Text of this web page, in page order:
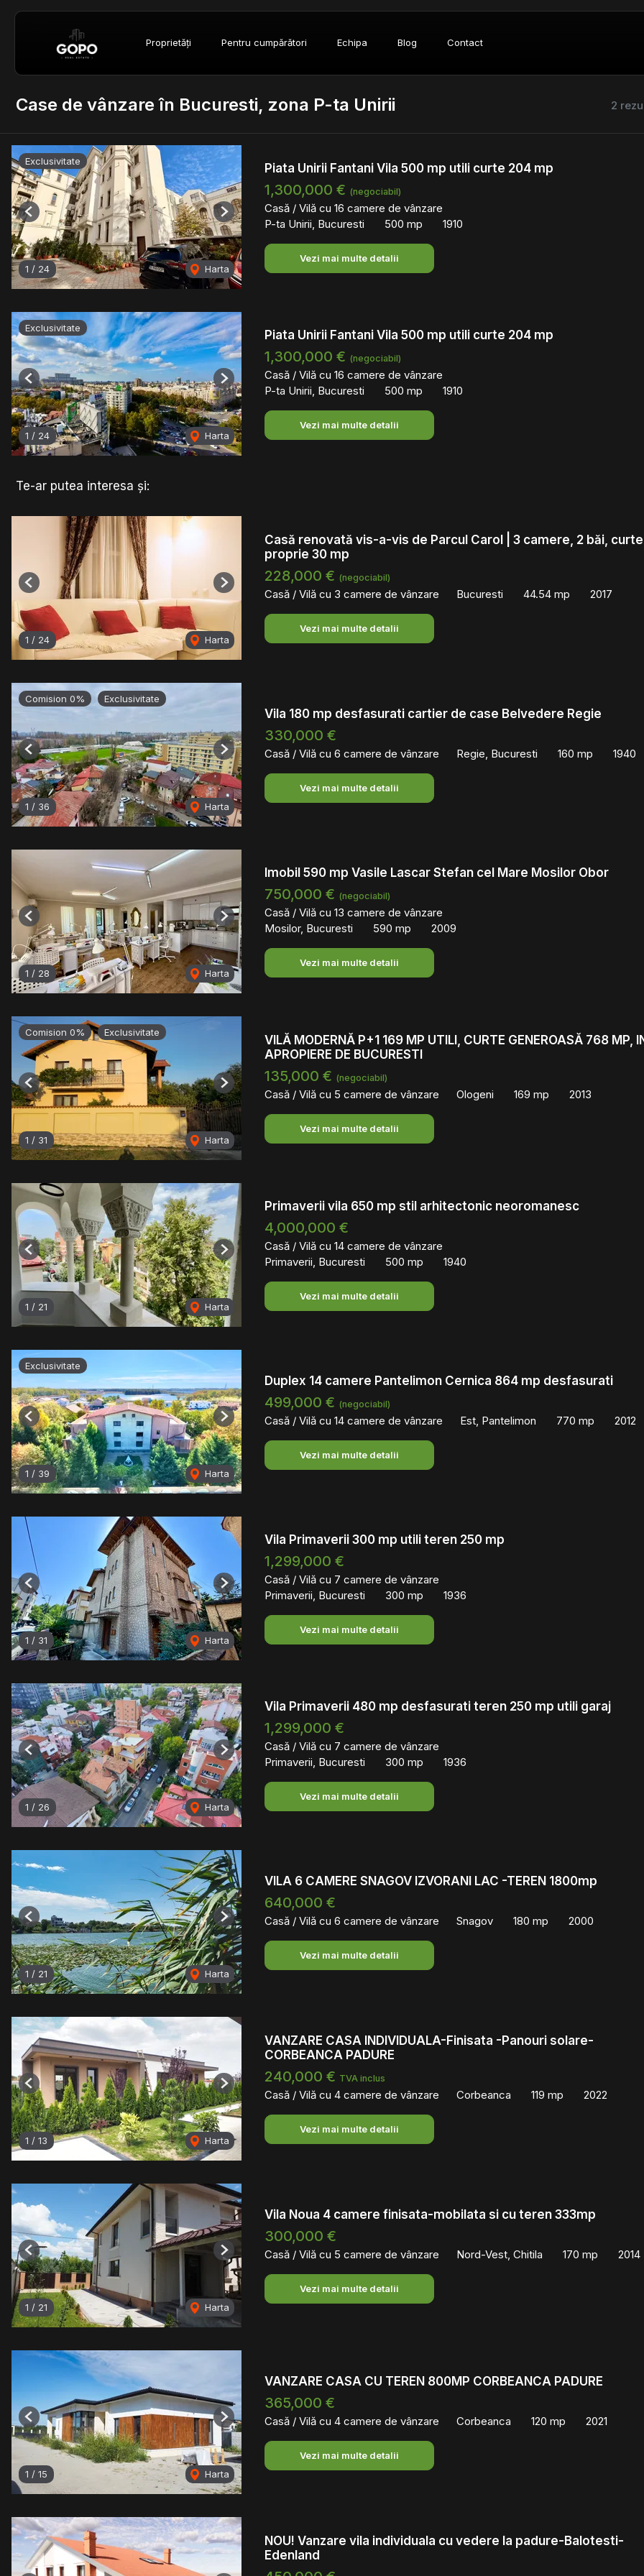
Proprietăți Pentru cumpărători Echipa Blog Contact
2
Case de vânzare în Bucuresti, zona P-ta Unirii
Exclusivitate
1 / 24 Harta
Previous Next
Piata Unirii Fantani Vila 500 mp utili curte 204 mp
1,300,000 € (negociabil)
Casă / Vilă cu 16 camere de vânzare
P-ta Unirii, Bucuresti
500 mp 1910
Vezi mai multe detalii
Exclusivitate
1 / 24 Harta
Previous Next
Piata Unirii Fantani Vila 500 mp utili curte 204 mp
1,300,000 € (negociabil)
Casă / Vilă cu 16 camere de vânzare
P-ta Unirii, Bucuresti
500 mp 1910
Vezi mai multe detalii
Te-ar putea interesa și:
1 / 24 Harta
Previous Next
Casă renovată vis-a-vis de Parcul Carol | 3 camere, 2 băi, curte
proprie 30 mp
228,000 € (negociabil)
Casă / Vilă cu 3 camere de vânzare Bucuresti 44.54 mp 2017
Vezi mai multe detalii
Comision 0% Exclusivitate
1 / 36 Harta
Previous Next
Vila 180 mp desfasurati cartier de case Belvedere Regie
330,000 €
Casă / Vilă cu 6 camere de vânzare Regie, Bucuresti 160 mp 1940
Vezi mai multe detalii
1 / 28 Harta
Previous Next
Imobil 590 mp Vasile Lascar Stefan cel Mare Mosilor Obor
750,000 € (negociabil)
Casă / Vilă cu 13 camere de vânzare
Mosilor, Bucuresti
590 mp 2009
Vezi mai multe detalii
Comision 0% Exclusivitate
1 / 31 Harta
Previous Next
VILĂ MODERNĂ P+1 169 MP UTILI, CURTE GENEROASĂ 768 MP,
APROPIERE DE BUCURESTI
135,000 € (negociabil)
Casă / Vilă cu 5 camere de vânzare Ologeni 169 mp 2013
Vezi mai multe detalii
1 / 21 Harta
Previous Next
Primaverii vila 650 mp stil arhitectonic neoromanesc
4,000,000 €
Casă / Vilă cu 14 camere de vânzare
Primaverii, Bucuresti
500 mp 1940
Vezi mai multe detalii
Exclusivitate
1 / 39 Harta
Previous Next
Duplex 14 camere Pantelimon Cernica 864 mp desfasurati
499,000 € (negociabil)
Casă / Vilă cu 14 camere de vânzare Est, Pantelimon 770 mp 2012
Vezi mai multe detalii
1 / 31 Harta
Previous Next
Vila Primaverii 300 mp utili teren 250 mp
1,299,000 €
Casă / Vilă cu 7 camere de vânzare
Primaverii, Bucuresti
300 mp 1936
Vezi mai multe detalii
1 / 26 Harta
Previous Next
Vila Primaverii 480 mp desfasurati teren 250 mp utili garaj
1,299,000 €
Casă / Vilă cu 7 camere de vânzare
Primaverii, Bucuresti
300 mp 1936
Vezi mai multe detalii
1 / 21 Harta
Previous Next
VILA 6 CAMERE SNAGOV IZVORANI LAC -TEREN 1800mp
640,000 €
Casă / Vilă cu 6 camere de vânzare Snagov 180 mp 2000
Vezi mai multe detalii
1 / 13 Harta
Previous Next
VANZARE CASA INDIVIDUALA-Finisata -Panouri solare-
CORBEANCA PADURE
240,000 € TVA inclus
Casă / Vilă cu 4 camere de vânzare Corbeanca 119 mp 2022
Vezi mai multe detalii
1 / 21 Harta
Previous Next
Vila Noua 4 camere finisata-mobilata si cu teren 333mp
300,000 €
Casă / Vilă cu 5 camere de vânzare Nord-Vest, Chitila 170 mp 2014
Vezi mai multe detalii
1 / 15 Harta
Previous Next
VANZARE CASA CU TEREN 800MP CORBEANCA PADURE
365,000 €
Casă / Vilă cu 4 camere de vânzare Corbeanca 120 mp 2021
Vezi mai multe detalii
NOU! Vanzare vila individuala cu vedere la padure-Balotesti-
Edenland